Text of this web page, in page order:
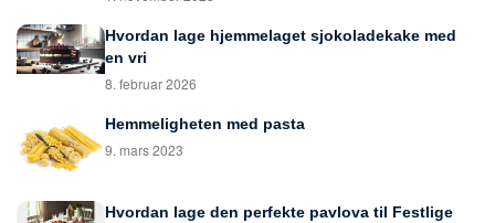
Hvordan lage hjemmelaget sjokoladekake med
en vri
8. februar 2026
Hemmeligheten med pasta
9. mars 2023
Hvordan lage den perfekte pavlova til Festlige